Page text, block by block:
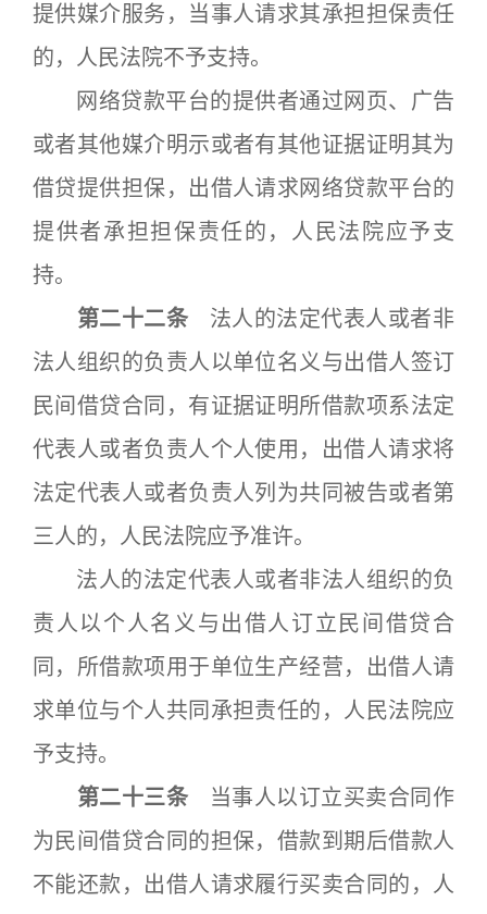
提供媒介服务，当事人请求其承担担保责任
的，人民法院不予支持。
网络贷款平台的提供者通过网页、广告
或者其他媒介明示或者有其他证据证明其为
借贷提供担保，出借人请求网络贷款平台的
提供者承担担保责任的，人民法院应予支
持。
第二十二条 法人的法定代表人或者非
法人组织的负责人以单位名义与出借人签订
民间借贷合同，有证据证明所借款项系法定
代表人或者负责人个人使用，出借人请求将
法定代表人或者负责人列为共同被告或者第
三人的，人民法院应予准许。
法人的法定代表人或者非法人组织的负
责人以个人名义与出借人订立民间借贷合
同，所借款项用于单位生产经营，出借人请
求单位与个人共同承担责任的，人民法院应
予支持。
第二十三条 当事人以订立买卖合同作
为民间借贷合同的担保，借款到期后借款人
不能还款，出借人请求履行买卖合同的，人